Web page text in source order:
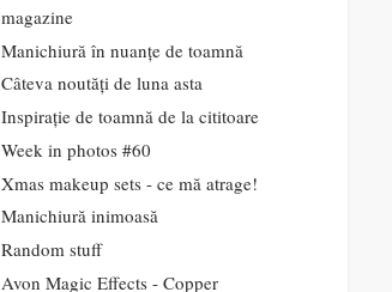
magazine
Manichiură în nuanțe de toamnă
Câteva noutăți de luna asta
Inspirație de toamnă de la cititoare
Week in photos #60
Xmas makeup sets - ce mă atrage!
Manichiură inimoasă
Random stuff
Avon Magic Effects - Copper